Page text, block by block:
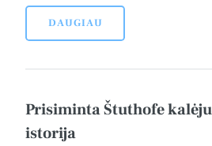
DAUGIAU
Prisiminta Štuthofe
istorija